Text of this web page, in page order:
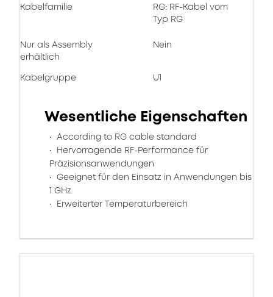
Kabelfamilie
RG: RF-Kabel vom
Typ RG
Nur als Assembly
erhältlich
Nein
Kabelgruppe U1
Wesentliche Eigenschaften
According to RG cable standard
Hervorragende RF-Performance für
Präzisionsanwendungen
Geeignet für den Einsatz in Anwendungen bis
1 GHz
Erweiterter Temperaturbereich